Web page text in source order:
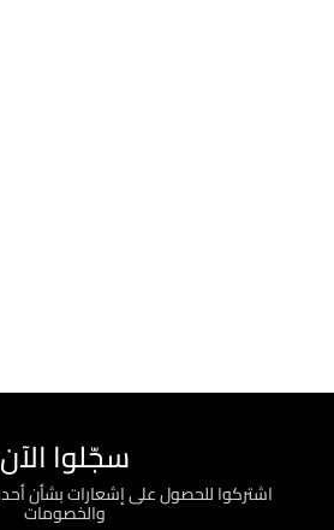
سجّلوا الآن
اشتركوا للحصول على إشعارات بشأن
والخصومات